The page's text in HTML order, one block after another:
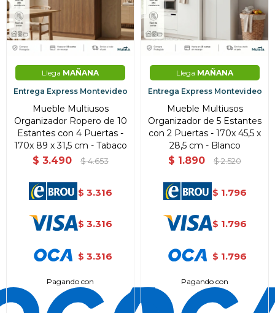
Llega MAÑANA
Entrega Express Montevideo
Mueble Multiusos
Organizador Ropero de 10
Estantes con 4 Puertas -
170x 89 x 31,5 cm - Tabaco
$ 3.490 $ 4.653
$ 3.316
$ 3.316
$ 3.316
Pagando con
Llega MAÑANA
Entrega Express Montevideo
Mueble Multiusos
Organizador de 5 Estantes
con 2 Puertas - 170x 45,5 x
28,5 cm - Blanco
$ 1.890 $ 2.520
$ 1.796
$ 1.796
$ 1.796
Pagando con